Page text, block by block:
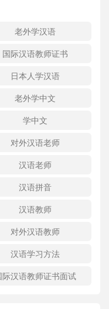
老外学汉语
国际汉语教师证书
日本人学汉语
老外学中文
学中文
对外汉语老师
汉语老师
汉语拼音
汉语教师
对外汉语教师
汉语学习方法
际汉语教师证书面试